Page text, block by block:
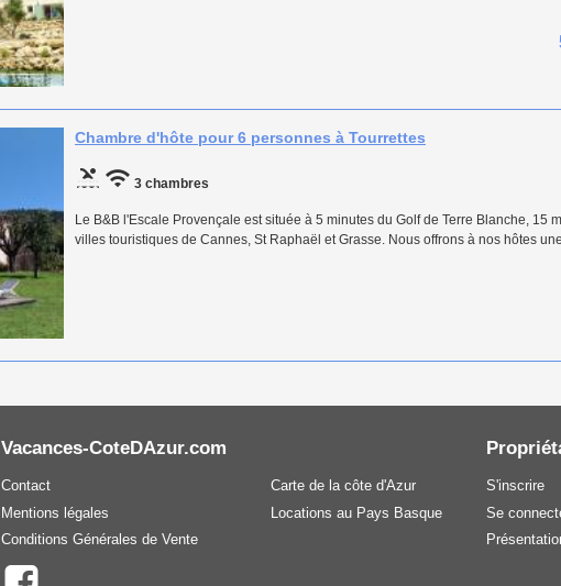
Chambre d'hôte pour 6 personnes à Tourrettes
3 chambres
Le B&B l'Escale Provençale est située à 5 minutes du Golf de Terre Blanche, 15
villes touristiques de Cannes, St Raphaël et Grasse. Nous offrons à nos hôtes
Vacances-CoteDAzur.com
Contact
Mentions légales
Conditions Générales de Vente
Carte de la côte d'Azur
Locations au Pays Basque
S'inscrire
Se